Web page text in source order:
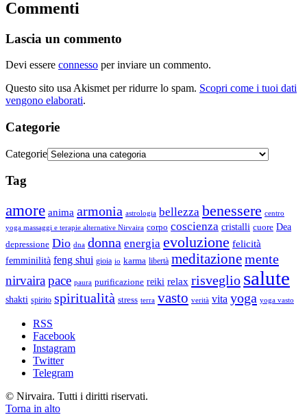
Commenti
Lascia un commento
Devi essere connesso per inviare un commento.
Questo sito usa Akismet per ridurre lo spam. Scopri come i tuoi dati
vengono elaborati.
Categorie
Categorie
Tag
amore anima armonia astrologia bellezza benessere centro
yoga massaggi e terapie alternative Nirvaira corpo coscienza cristalli cuore Dea
depressione Dio dna donna energia evoluzione felicità
femminilità feng shui gioia io karma libertà meditazionemente
nirvairapace paura purificazione reiki relax risveglio salute
shakti spirito spiritualità stress terra vasto verità vita yoga yoga vasto
RSS
Facebook
Instagram
Twitter
Telegram
© Nirvaira. Tutti i diritti riservati.
Torna in alto